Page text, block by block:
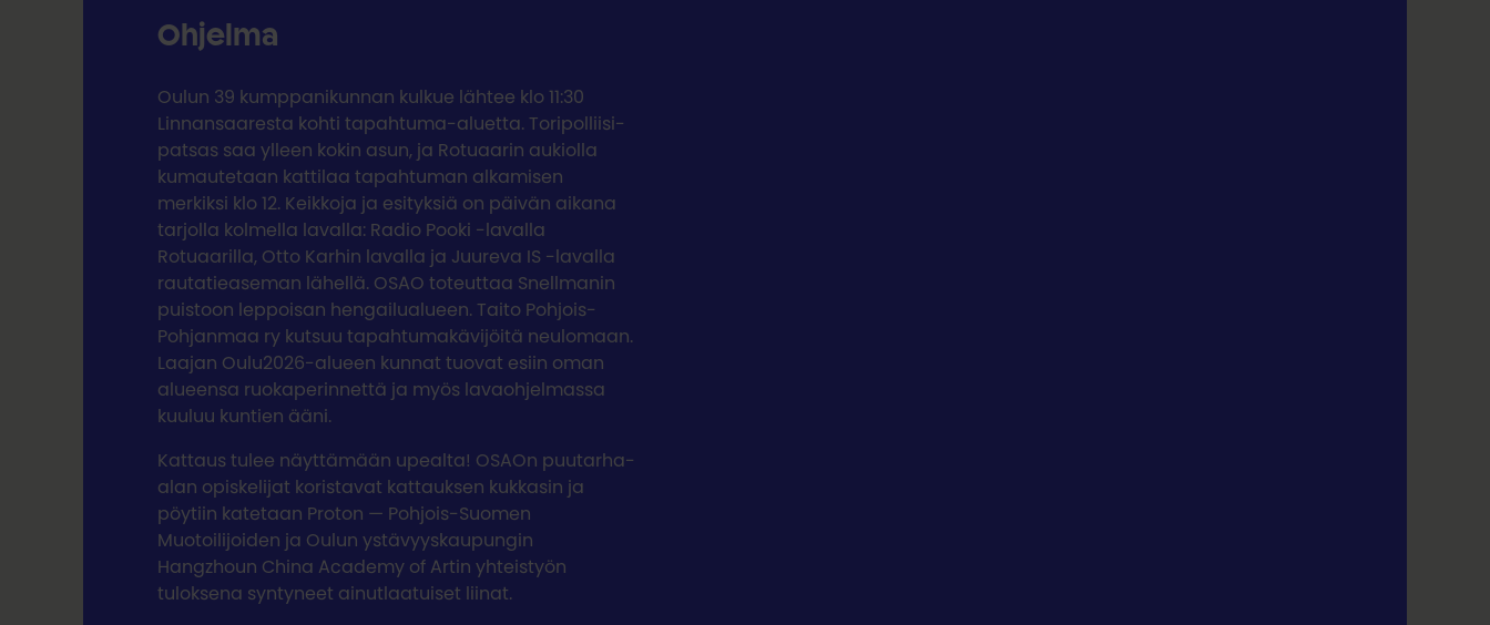
Ohjelma
Oulun 39 kumppanikunnan kulkue lähtee klo 11:30
Linnansaaresta kohti tapahtuma-aluetta. Toripolliisi-
patsas saa ylleen kokin asun, ja Rotuaarin aukiolla
kumautetaan kattilaa tapahtuman alkamisen
merkiksi klo 12. Keikkoja ja esityksiä on päivän aikana
tarjolla kolmella lavalla: Radio Pooki -lavalla
Rotuaarilla, Otto Karhin lavalla ja Juureva IS -lavalla
rautatieaseman lähellä. OSAO toteuttaa Snellmanin
puistoon leppoisan hengailualueen. Taito Pohjois-
Pohjanmaa ry kutsuu tapahtumakävijöitä neulomaan.
Laajan Oulu2026-alueen kunnat tuovat esiin oman
alueensa ruokaperinnettä ja myös lavaohjelmassa
kuuluu kuntien ääni.
Kattaus tulee näyttämään upealta! OSAOn puutarha-
alan opiskelijat koristavat kattauksen kukkasin ja
pöytiin katetaan Proton — Pohjois-Suomen
Muotoilijoiden ja Oulun ystävyyskaupungin
Hangzhoun China Academy of Artin yhteistyön
tuloksena syntyneet ainutlaatuiset liinat.